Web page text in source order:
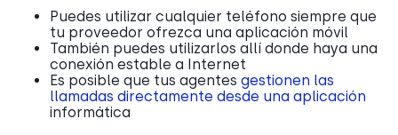
Puedes utilizar cualquier teléfono siempre que
tu proveedor ofrezca una aplicación móvil
También puedes utilizarlos allí donde haya una
conexión estable a Internet
Es posible que tus agentes gestionen las
llamadas directamente desde una aplicación
informática